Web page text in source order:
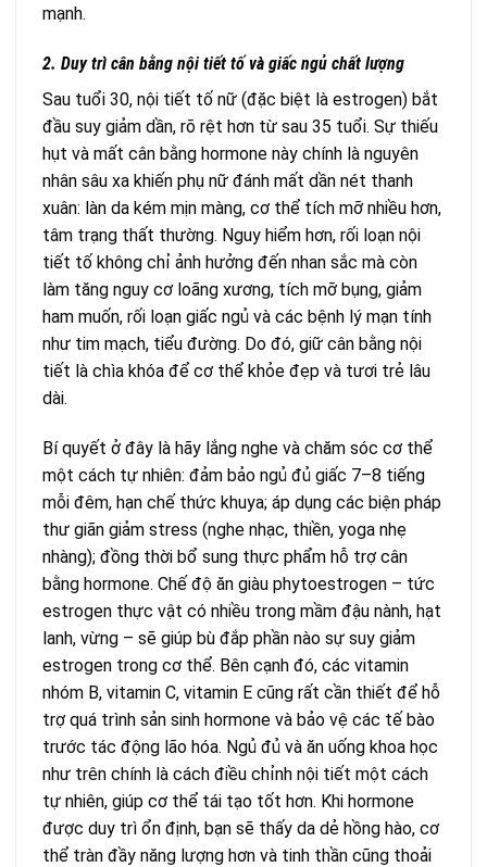
mạnh.
2. Duy trì cân bằng nội tiết tố và giấc ngủ chất lượng
Sau tuổi 30, nội tiết tố nữ (đặc biệt là estrogen) bắt
đầu suy giảm dần, rõ rệt hơn từ sau 35 tuổi. Sự thiếu
hụt và mất cân bằng hormone này chính là nguyên
nhân sâu xa khiến phụ nữ đánh mất dần nét thanh
xuân: làn da kém mịn màng, cơ thể tích mỡ nhiều hơn,
tâm trạng thất thường. Nguy hiểm hơn, rối loạn nội
tiết tố không chỉ ảnh hưởng đến nhan sắc mà còn
làm tăng nguy cơ loãng xương, tích mỡ bụng, giảm
ham muốn, rối loạn giấc ngủ và các bệnh lý mạn tính
như tim mạch, tiểu đường. Do đó, giữ cân bằng nội
tiết là chìa khóa để cơ thể khỏe đẹp và tươi trẻ lâu
dài.
Bí quyết ở đây là hãy lắng nghe và chăm sóc cơ thể
một cách tự nhiên: đảm bảo ngủ đủ giấc 7–8 tiếng
mỗi đêm, hạn chế thức khuya; áp dụng các biện pháp
thư giãn giảm stress (nghe nhạc, thiền, yoga nhẹ
nhàng); đồng thời bổ sung thực phẩm hỗ trợ cân
bằng hormone. Chế độ ăn giàu phytoestrogen – tức
estrogen thực vật có nhiều trong mầm đậu nành, hạt
lanh, vừng – sẽ giúp bù đắp phần nào sự suy giảm
estrogen trong cơ thể. Bên cạnh đó, các vitamin
nhóm B, vitamin C, vitamin E cũng rất cần thiết để hỗ
trợ quá trình sản sinh hormone và bảo vệ các tế bào
trước tác động lão hóa. Ngủ đủ và ăn uống khoa học
như trên chính là cách điều chỉnh nội tiết một cách
tự nhiên, giúp cơ thể tái tạo tốt hơn. Khi hormone
được duy trì ổn định, bạn sẽ thấy da dẻ hồng hào, cơ
thể tràn đầy năng lượng hơn và tinh thần cũng thoải